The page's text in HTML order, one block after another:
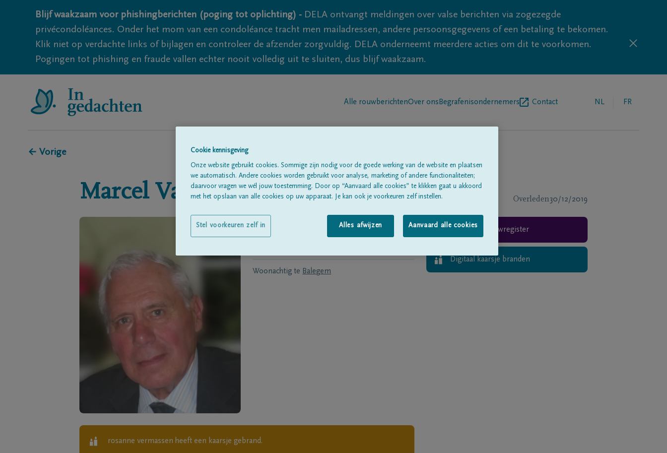
Blijf waakzaam voor phishingberichten (poging tot oplichting) - DELA ontvangt meldingen over valse berichten via zogezegde
privécondoléances. Onder het mom van een condoléance tracht men mailadressen, andere persoonsgegevens of een betaling te bekomen.
Klik niet op verdachte links of bijlagen en controleer de afzender zorgvuldig. DELA onderneemt meerdere acties om dit te voorkomen.
Pogingen tot phishing en fraude vallen echter nooit volledig uit te sluiten, dus blijf waakzaam.
Alle rouwberichtenOver ons Begrafenisondernemers Contact NL FR
← Vorige
Marcel Van der Stricht Overleden30/12/2019
Geboren te 07/05/1929
Woonachtig te Balegem
rosanne vermassen heeft een kaarsje gebrand.
Rouwregister
Digitaal kaarsje branden
Cookie kennisgeving
Onze website gebruikt cookies. Sommige zijn nodig voor de goede werking van de website en plaatsen
we automatisch. Andere cookies worden gebruikt voor analyse, marketing of andere functionaliteiten;
daarvoor vragen we wél jouw toestemming. Door op “Aanvaard alle cookies” te klikken gaat u akkoord
met het opslaan van alle cookies op uw apparaat. Je kan ook je voorkeuren zelf instellen.
Alles afwijzen Aanvaard alle cookies
Stel voorkeuren zelf in